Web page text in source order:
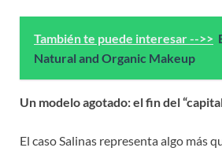
También te puede interesar -->>
Natural and Organic Makeup
Un modelo agotado: el fin del
El caso Salinas representa algo más